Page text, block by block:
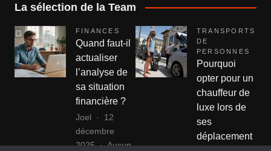
La sélection de la Team
FINANCES
Quand faut-il
actualiser
l’analyse de
sa situation
financière ?
Joel
12
décembre
2025
Aucun
TRANSPORTS
DE
PERSONNES
Pourquoi
opter pour un
chauffeur de
luxe lors de
ses
déplacement